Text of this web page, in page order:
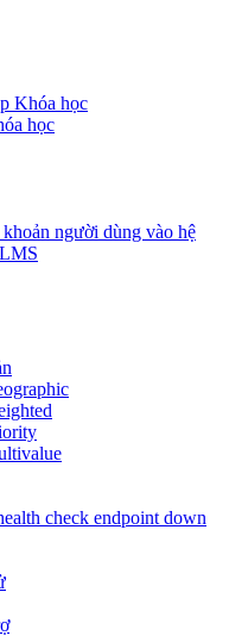
Khóa học
học
người dùng vào hệ
check endpoint down